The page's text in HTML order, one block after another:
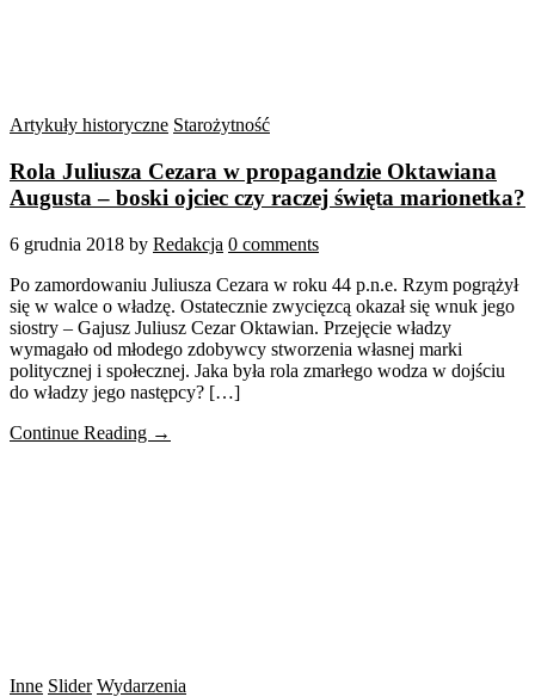
Artykuły historyczne Starożytność
Rola Juliusza Cezara w propagandzie Oktawiana
Augusta – boski ojciec czy raczej święta marionetka?
6 grudnia 2018 by Redakcja 0 comments
Po zamordowaniu Juliusza Cezara w roku 44 p.n.e. Rzym pogrążył
się w walce o władzę. Ostatecznie zwycięzcą okazał się wnuk jego
siostry – Gajusz Juliusz Cezar Oktawian. Przejęcie władzy
wymagało od młodego zdobywcy stworzenia własnej marki
politycznej i społecznej. Jaka była rola zmarłego wodza w dojściu
do władzy jego następcy? […]
Continue Reading →
Inne Slider Wydarzenia